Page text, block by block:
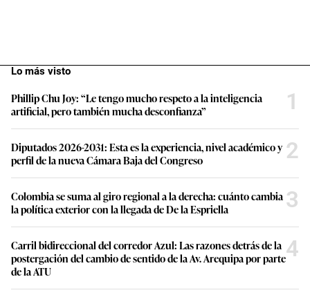
Lo más visto
Phillip Chu Joy: “Le tengo mucho respeto a la inteligencia
artificial, pero también mucha desconfianza”
1
Diputados 2026-2031: Esta es la experiencia, nivel académico y
perfil de la nueva Cámara Baja del Congreso
2
Colombia se suma al giro regional a la derecha: cuánto cambia
la política exterior con la llegada de De la Espriella
3
Carril bidireccional del corredor Azul: Las razones detrás de la
postergación del cambio de sentido de la Av. Arequipa por parte
de la ATU
4